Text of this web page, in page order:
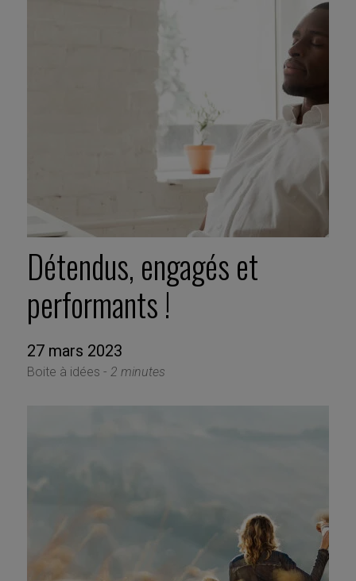
Détendus, engagés et
performants !
27 mars 2023
Boite à idées - 2 minutes